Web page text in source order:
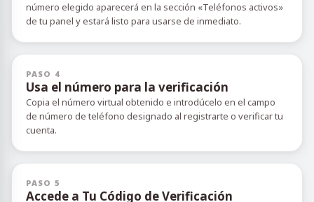
número elegido aparecerá en la sección «Teléfonos activos»
de tu panel y estará listo para usarse de inmediato.
PASO 4
Usa el número para la verificación
Copia el número virtual obtenido e introdúcelo en el campo
de número de teléfono designado al registrarte o verificar tu
cuenta.
PASO 5
Accede a Tu Código de Verificación